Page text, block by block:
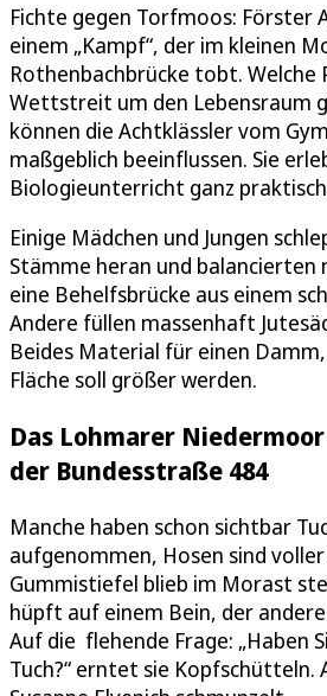
Fichte gegen Torfmoos: Förster
einem „Kampf“, der im kleinen
Rothenbachbrücke tobt. Welche
Wettstreit um den Lebensraum
können die Achtklässler vom
maßgeblich beeinflussen. Sie
Biologieunterricht ganz
Einige Mädchen und Jungen
Stämme heran und
eine Behelfsbrücke aus einem
Andere füllen massenhaft
Beides Material für einen
Fläche soll größer werden.
Das Lohmarer
der Bundesstraße 484
Manche haben schon sichtbar
aufgenommen, Hosen sind
Gummistiefel blieb im Morast
hüpft auf einem Bein, der
Auf die flehende Frage: „Haben
Tuch?“ erntet sie Kopfschütteln.